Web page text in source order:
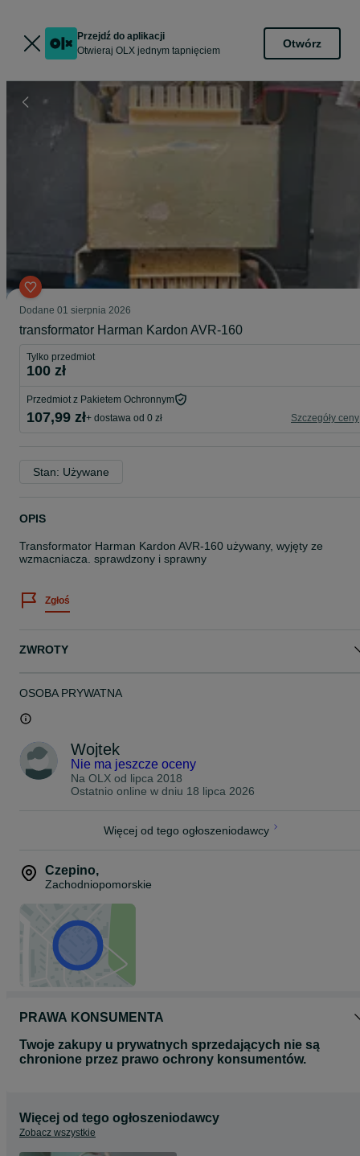
Przejdź do aplikacji
Otwieraj OLX jednym tapnięciem
Otwórz
Dodane 01 sierpnia 2026
transformator Harman Kardon AVR-160
Tylko przedmiot
100 zł
Przedmiot z Pakietem Ochronnym
107,99 zł+ dostawa od 0 zł Szczegóły ceny
Stan: Używane
OPIS
Transformator Harman Kardon AVR-160 używany, wyjęty ze
wzmacniacza. sprawdzony i sprawny
Zgłoś
ZWROTY
OSOBA PRYWATNA
Wojtek
Nie ma jeszcze oceny
Na OLX od lipca 2018
Ostatnio online w dniu 18 lipca 2026
Więcej od tego ogłoszeniodawcy
Czepino,
Zachodniopomorskie
PRAWA KONSUMENTA
Twoje zakupy u prywatnych sprzedających nie są
chronione przez prawo ochrony konsumentów.
Więcej od tego ogłoszeniodawcy
Zobacz wszystkie